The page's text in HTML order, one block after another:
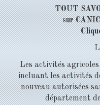
TOUT
sur
Les activités
incluant les activités
nouveau autorisées
département